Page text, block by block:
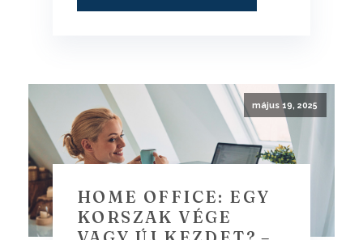
május 19, 2025
HOME OFFICE: EGY
KORSZAK VÉGE